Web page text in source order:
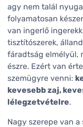
agy nem talál
folyamatosan
van ingerlő
tisztítószerek,
fáradtság elmélyül,
észre. Ezért van
szemügyre venni:
kevesebb zaj,
lélegzetvételre.
Nagy szerepe van